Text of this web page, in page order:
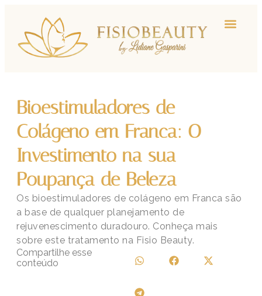
Bioestimuladores de
Colágeno em Franca: O
Investimento na sua
Poupança de Beleza
Os bioestimuladores de colágeno em Franca são
a base de qualquer planejamento de
rejuvenescimento duradouro. Conheça mais
sobre este tratamento na Fisio Beauty.
Compartilhe esse
conteúdo